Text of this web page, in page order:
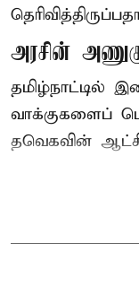
அரசின்
தமிழ்நாட்டில்
வாக்குகளைப்
தவெகவின்